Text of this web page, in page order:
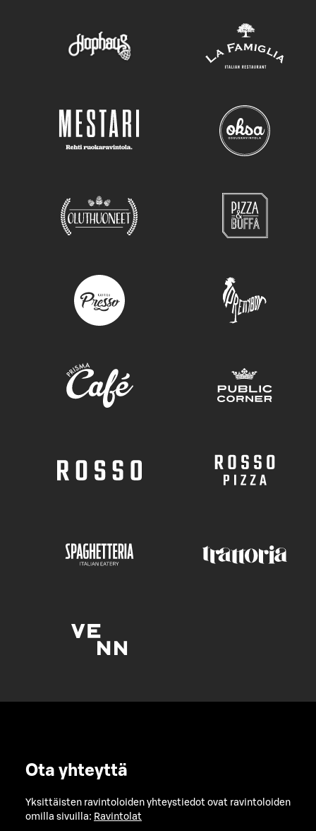
Ota yhteyttä
Yksittäisten ravintoloiden yhteystiedot ovat ravintoloiden
omilla sivuilla: Ravintolat